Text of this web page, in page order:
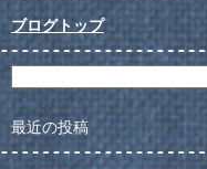
ブログトップ
最近の投稿